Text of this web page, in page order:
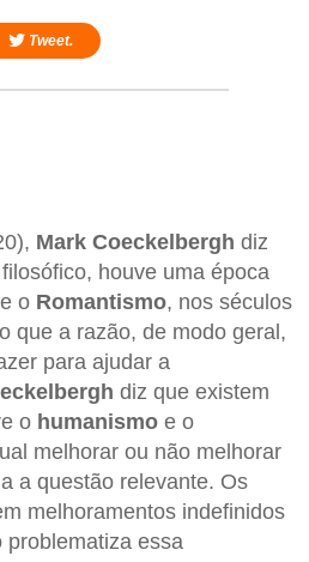
Tweet.
Mark Coeckelbergh diz
houve uma época
e o Romantismo, nos séculos
que a razão, de modo geral,
para ajudar a
diz que existem
o humanismo e o
melhorar ou não melhorar
a questão relevante. Os
melhoramentos indefinidos
problematiza essa